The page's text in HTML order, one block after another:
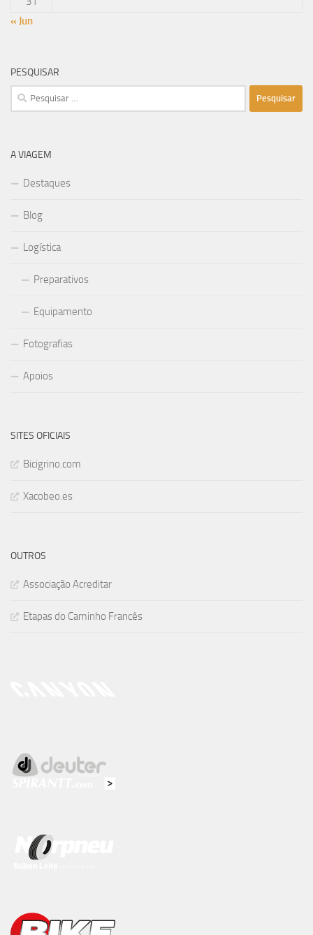
« Jun
PESQUISAR
Pesquisar
por:
A VIAGEM
Destaques
Blog
Logística
Preparativos
Equipamento
Fotografias
Apoios
SITES OFICIAIS
Bicigrino.com
Xacobeo.es
OUTROS
Associação Acreditar
Etapas do Caminho Francês